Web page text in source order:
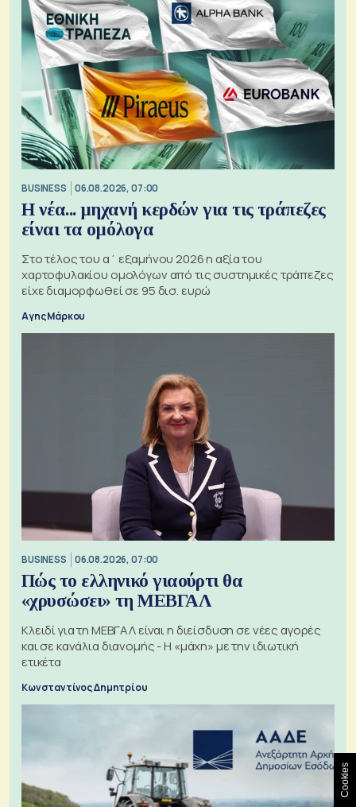
BUSINESS 06.08.2026, 07:00
Η νέα... μηχανή κερδών για τις τράπεζες
είναι τα ομόλογα
Στο τέλος του α΄ εξαμήνου 2026 η αξία του
χαρτοφυλακίου ομολόγων από τις συστημικές τράπεζες
είχε διαμορφωθεί σε 95 δισ. ευρώ
Αγης Μάρκου
BUSINESS 06.08.2026, 07:00
Πώς το ελληνικό γιαούρτι θα
«χρυσώσει» τη ΜΕΒΓΑΛ
Κλειδί για τη ΜΕΒΓΑΛ είναι η διείσδυση σε νέες αγορές
και σε κανάλια διανομής - Η «μάχη» με την ιδιωτική
ετικέτα
Κωνσταντίνος Δημητρίου
Cookies